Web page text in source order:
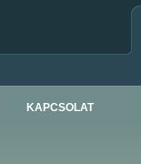
KAPCSOLAT